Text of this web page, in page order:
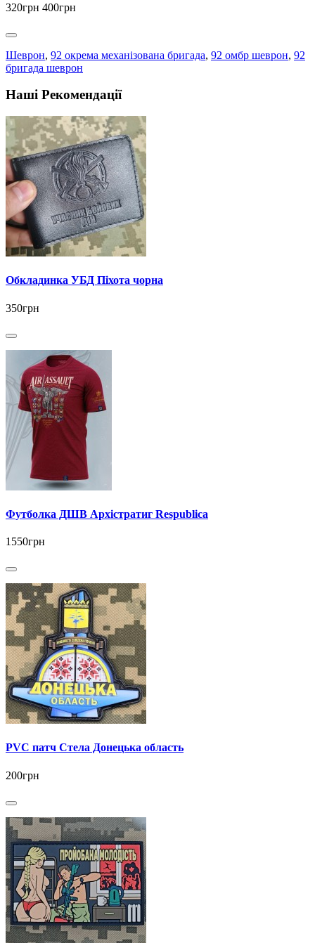
320грн 400грн
Шеврон, 92 окрема механізована бригада, 92 омбр шеврон, 92
бригада шеврон
Наші Рекомендації
Обкладинка УБД Піхота чорна
350грн
Футболка ДШВ Архістратиг Respublica
1550грн
PVC патч Стела Донецька область
200грн